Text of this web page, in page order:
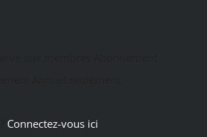
Connectez-vous ici